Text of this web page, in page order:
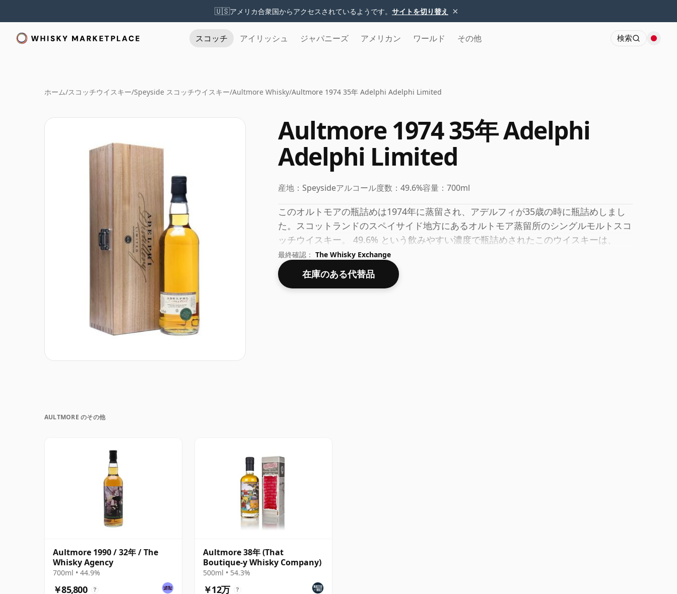
🇺🇸アメリカ合衆国からアクセスされているようです。 サイトを切り替え ×
スコッチ アイリッシュ ジャパニーズ アメリカン ワールド その他 検索
ホーム/スコッチウイスキー/Speyside スコッチウイスキー/Aultmore Whisky/Aultmore 1974 35年 Adelphi Adelphi Limited
Aultmore 1974 35年 Adelphi
Adelphi Limited
産地： Speysideアルコール度数： 49.6%容量： 700ml
このオルトモアの瓶詰めは1974年に蒸留され、アデルフィが35歳の時に瓶詰めしまし
た。スコットランドのスペイサイド地方にあるオルトモア蒸留所のシングルモルトスコ
ッチウイスキー。 49.6% という飲みやすい濃度で瓶詰めされたこのウイスキーは、
70cl ボトルに入っています。
最終確認： The Whisky Exchange
在庫のある代替品
AULTMORE のその他
Aultmore 1990 / 32年 / The
Whisky Agency
700ml • 44.9%
￥85,800 ?
Aultmore 38年 (That
Boutique-y Whisky Company)
500ml • 54.3%
￥12万 ?